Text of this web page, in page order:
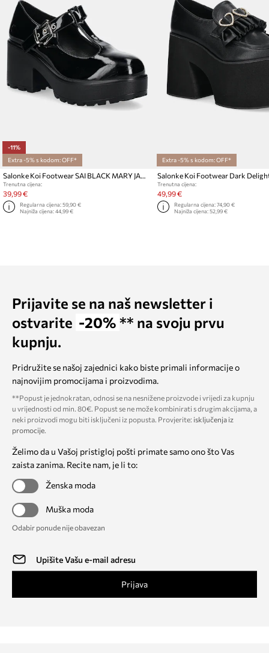
-11%
Extra -5% s kodom: OFF*
Salonke Koi Footwear SAI BLACK MARY JANES ‘ PATENT EDITION’
Trenutna cijena:
39,99 €
Regularna cijena:59,90 €
Najniža cijena:44,99 €
Extra -5% s kodom: OFF*
Trenutna cijena:
49,99 €
Regularna cijena:74,90 €
Najniža cijena:52,99 €
Prijavite se na naš newsletter i
ostvarite -20% ** na svoju prvu
kupnju.
Pridružite se našoj zajednici kako biste primali informacije o
najnovijim promocijama i proizvodima.
**Popust je jednokratan, odnosi se na nesnižene proizvode i vrijedi za kupnju
u vrijednosti od min. 80€. Popust se ne može kombinirati s drugim akcijama, a
neki proizvodi mogu biti isključeni iz popusta. Provjerite: isključenja iz
promocije.
Želimo da u Vašoj pristigloj pošti primate samo ono što Vas
zaista zanima. Recite nam, je li to:
Ženska moda
Muška moda
Odabir ponude nije obavezan
Prijava